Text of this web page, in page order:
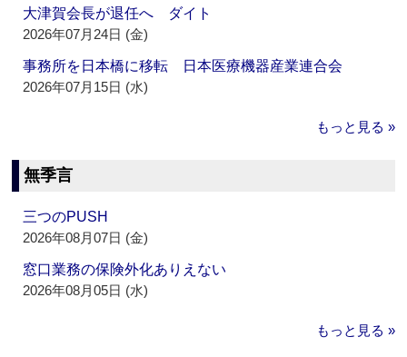
大津賀会長が退任へ ダイト
2026年07月24日 (金)
事務所を日本橋に移転 日本医療機器産業連合会
2026年07月15日 (水)
もっと見る »
無季言
三つのPUSH
2026年08月07日 (金)
窓口業務の保険外化ありえない
2026年08月05日 (水)
もっと見る »